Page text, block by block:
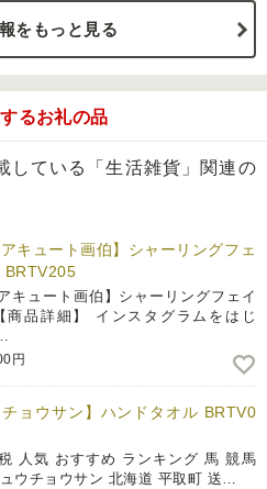
をもっと見る
るお礼の品
している「生活雑貨」関連の
アキュート画伯】シャーリングフェ
BRTV205
キュート画伯】シャーリングフェイ
商品詳細】 インスタグラムをはじ
円
チョウサン】ハンドタオル BRTV0
人気 おすすめ ランキング 馬 競馬
ウチョウサン 北海道 平取町 送…